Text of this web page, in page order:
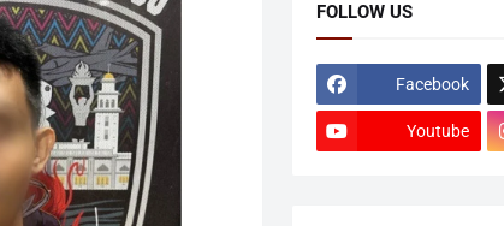
FOLLOW US
Facebook
Youtube